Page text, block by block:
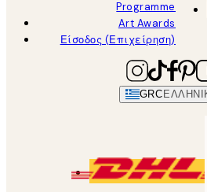
Programme
Art Awards
Είσοδος (Επιχείρηση)
GRC